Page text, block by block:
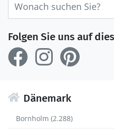
Folgen Sie uns auf
Dänemark
Bornholm (2.288)